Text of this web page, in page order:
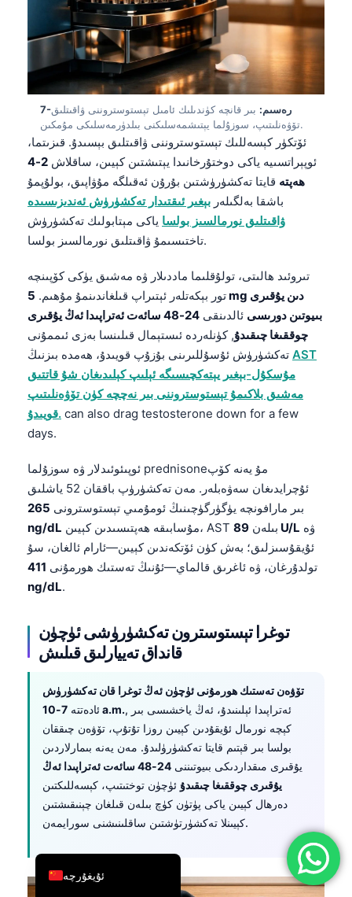
7-رەسىم:
بىر قانچە كۈندىلىك ئامىل تېستوستروننى ۋاقىتلىق
ئۆتكۈر كېسەللىك تېستوستروننى ۋاقىتلىق بېسىدۇ. قىزىتما،
ئوپېراتسىيە ياكى دوختۇرخانىدا يېتىشتىن كېيىن، ساقلاش
2-4
ھەپتە قايتا تەكشۈرۈشتىن بۇرۇن ئەقىلگە مۇۋاپىق، بولۇپمۇ
باشقا بەلگىلەربېغىر ئىقتىدار تەكشۈرۈش ئەندىزىسىدە
ۋاقىتلىق نورمالسىز بولساياكى مېتابولىك تەكشۈرۈش
تاختىسىمۇ ۋاقىتلىق نورمالسىز بولسا.
تور بېكەتلەر ئېتىراپ قىلغاندىنمۇ مۇھىم.5 mg دىن يۇقىرى
بىيوتىن دورىسى ئالدىنقى
24-48 سائەت ئەتراپىدا ئەڭ يۇقىرى
چوققىغا چىقىدۇ, كۈنلەردە ئىستېمال قىلىنسا بەزى ئىممۇنى
تەكشۈرۈش ئۇسۇللىرىنى بۇزۇپ قويىدۇ، ھەمدە بىزنىڭAST
مۇسكۇل-بېغىر يېتەكچىسىگە ئېلىپ كېلىدىغان شۇ قاتتىق
مەشىق بلاكىمۇ تېستوستروننى بىر نەچچە كۈن تۆۋەنلىتىپ
قويىدۇ.can also drag testosterone down for a few
days.
ئۇچرايدىغان سەۋەبلەر. مەن تەكشۈرۈپ باققان 52 ياشلىق
بىر مارافونچە يۈگۈرگۈچىنىڭ ئومۇمىي تېستوسترونى265
ng/dL
مۇسابىقە ھەپتىسىدىن كېيىن، AST بىلەن 89 U/Lۋە
ئۇيقۇسىزلىق؛ بەش كۈن ئۆتكەندىن كېيىن—ئارام ئالغان، سۇ
تولدۇرغان، ۋە ئاغرىق قالماي—ئۇنىڭ تەستىك ھورمۇنى
411
ng/dL.
قانداق تەييارلىق قىلىش
ئادەتتە 7-10 a.m. , ئەتراپىدا ئېلىنىدۇ، ئەڭ ياخشىسى بىر
كېچە نورمال ئۇيقۇدىن كېيىن روزا تۇتۇپ، تۆۋەن چىققان
بولسا بىر قېتىم قايتا تەكشۈرۈلىدۇ. مەن يەنە بىمارلاردىن
يۇقىرى مىقداردىكى بىيوتىننى
24-48 سائەت ئەتراپىدا ئەڭ
يۇقىرى چوققىغا چىقىدۇ
ئۈچۈن توختىتىپ، كېسەللىكتىن
دەرھال كېيىن ياكى پۈتۈن كۈچ بىلەن قىلغان چېنىقىشتىن
كېيىنلا تەكشۈرتۈشتىن ساقلىنىشنى سورايمەن.
ئۇيغۇرچە
Deutsch
Français
עִבְרִית
Español
Ελληνικά
Română
简体中文
فارسی
Български
Dansk
Bahasa Indonesia
Հայերեն
Íslenska
Српски језик
Svenska
Bosanski
Azərbaycan dili
Eesti
日本語
Čeština
ქართული
Русский
Lietuvių kalba
Polski
한국어
Slovenščina